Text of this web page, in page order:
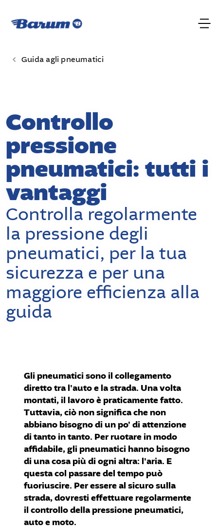
Guida agli pneumatici
Controllo
pressione
pneumatici: tutti i
vantaggi
Controlla regolarmente
la pressione degli
pneumatici, per la tua
sicurezza e per una
maggiore efficienza alla
guida
Gli pneumatici sono il collegamento
diretto tra l'auto e la strada. Una volta
montati, il lavoro è praticamente fatto.
Tuttavia, ciò non significa che non
abbiano bisogno di un po' di attenzione
di tanto in tanto. Per ruotare in modo
affidabile, gli pneumatici hanno bisogno
di una cosa più di ogni altra: l'aria. E
questa col passare del tempo può
fuoriuscire. Per essere al sicuro sulla
strada, dovresti effettuare regolarmente
il controllo della pressione pneumatici,
auto e moto.